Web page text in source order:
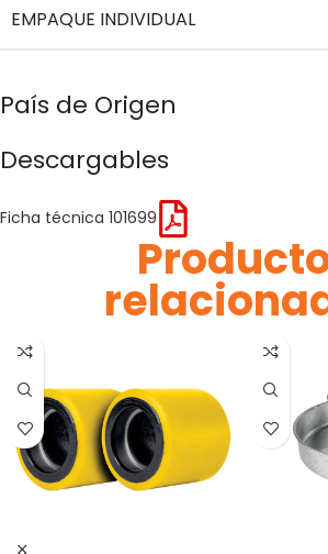
EMPAQUE INDIVIDUAL
País de Origen
Descargables
Ficha técnica 101699